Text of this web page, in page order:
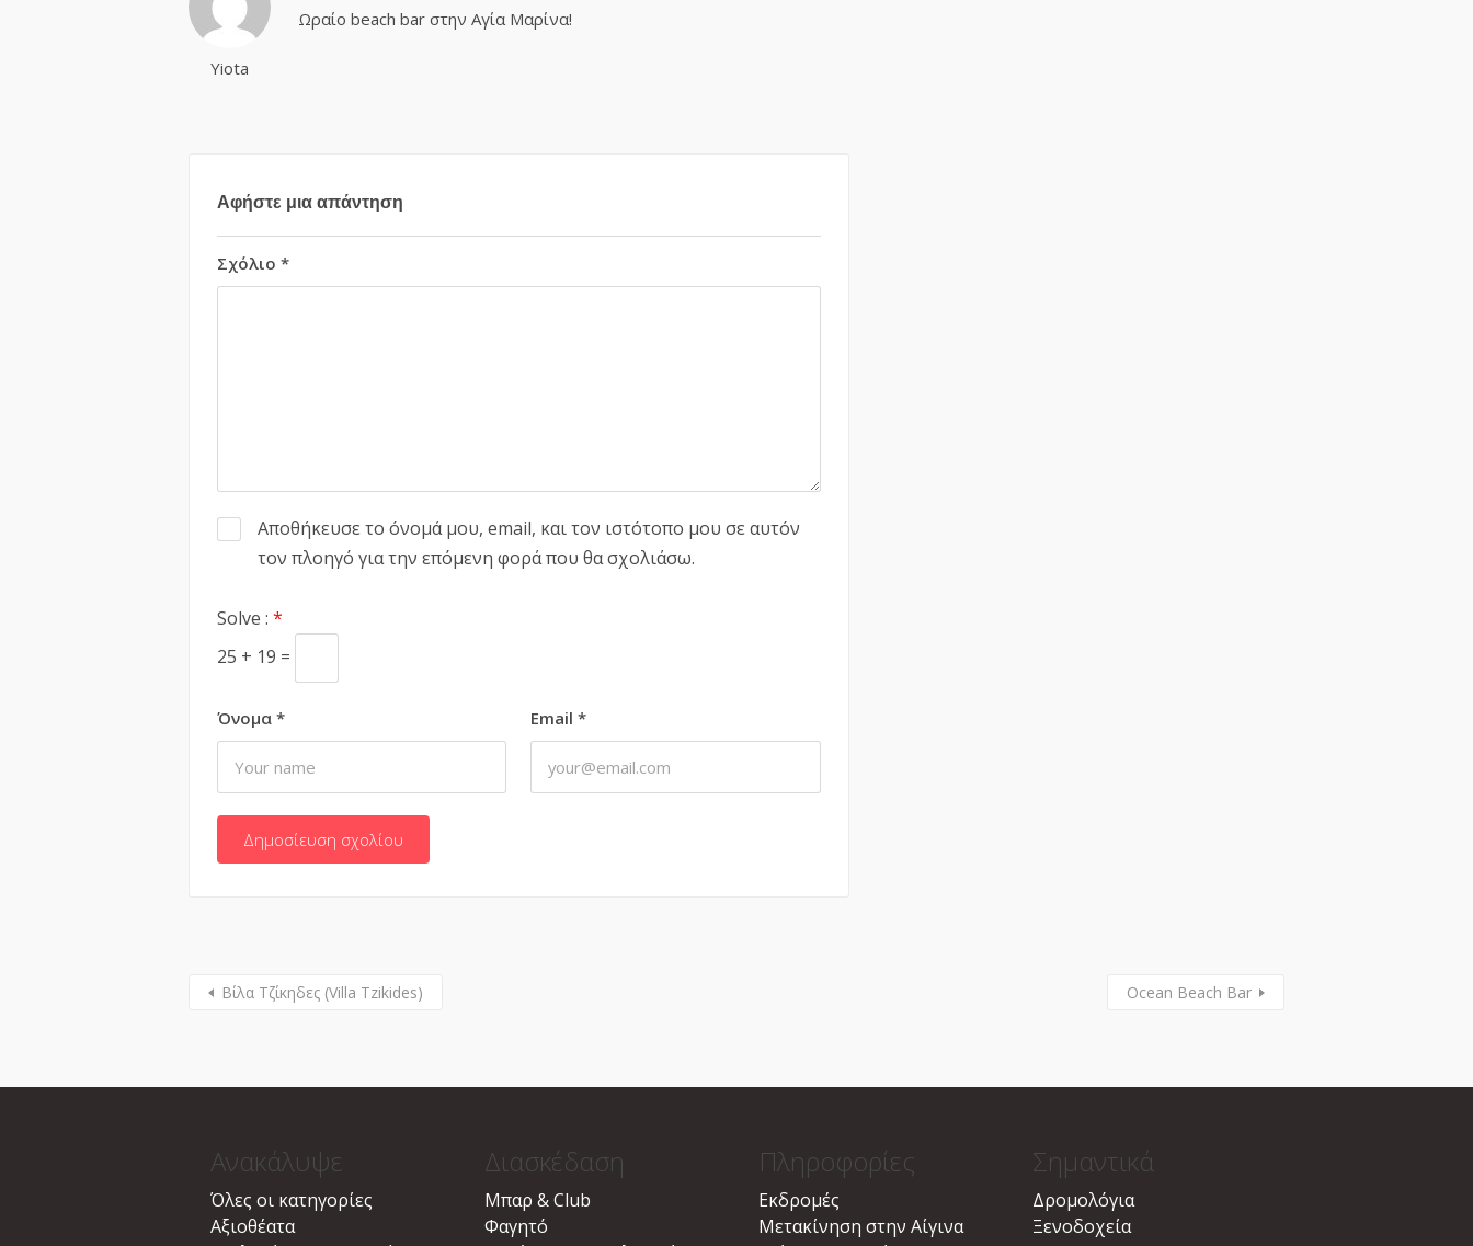
Yiota
Ωραίο beach bar στην Αγία Μαρίνα!
Αφήστε μια απάντηση
Σχόλιο *
Όνομα * Email*
Αποθήκευσε το όνομά μου, email, και τον ιστότοπο μου σε αυτόν
τον πλοηγό για την επόμενη φορά που θα σχολιάσω.
Solve : *
25 + 19 =
Βίλα Τζίκηδες (Villa Tzikides) Ocean Beach Bar
Ανακάλυψε
Όλες οι κατηγορίες
Αξιοθέατα
Διασκέδαση
Μπαρ & Club
Φαγητό
Πληροφορίες
Εκδρομές
Μετακίνηση στην Αίγινα
Σημαντικά
Δρομολόγια
Ξενοδοχεία